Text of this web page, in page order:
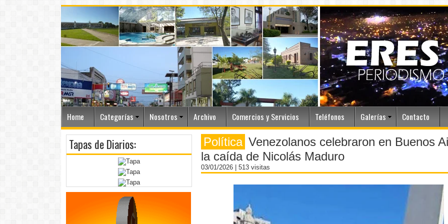
Home Categorías Nosotros Archivo Comercios y Servicios Teléfonos Galerías Contacto
Tapas de Diarios: Política Venezolanos celebraron en Buenos
la caída de Nicolás Maduro
03/01/2026 | 513 visitas